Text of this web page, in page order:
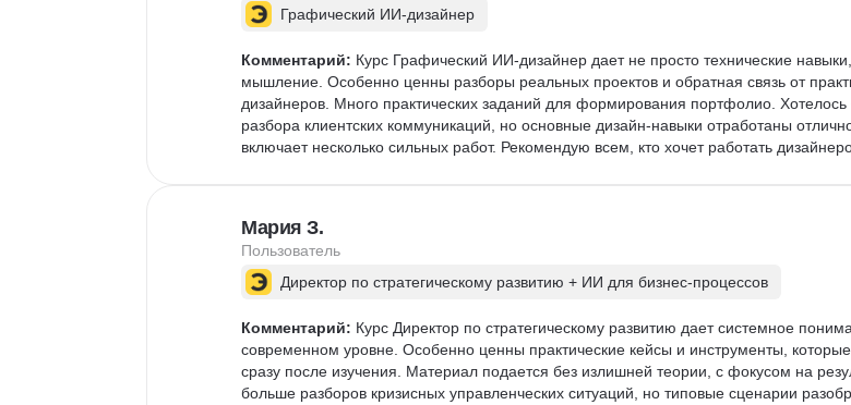
Графический ИИ-дизайнер
Комментарий: Курс Графический ИИ-дизайнер дает не просто технические
мышление. Особенно ценны разборы реальных проектов и обратная связь от
дизайнеров. Много практических заданий для формирования портфолио.
разбора клиентских коммуникаций, но основные дизайн-навыки отработаны
включает несколько сильных работ. Рекомендую всем, кто хочет работать
Мария З.
Пользователь
Директор по стратегическому развитию + ИИ для бизнес-процессов
Комментарий: Курс Директор по стратегическому развитию дает системное
современном уровне. Особенно ценны практические кейсы и инструменты,
сразу после изучения. Материал подается без излишней теории, с фокусом на
больше разборов кризисных управленческих ситуаций, но типовые сценарии